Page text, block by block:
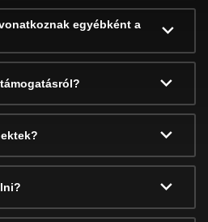
egyébként a